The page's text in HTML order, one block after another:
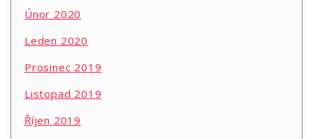
Únor 2020
Leden 2020
Prosinec 2019
Listopad 2019
Říjen 2019